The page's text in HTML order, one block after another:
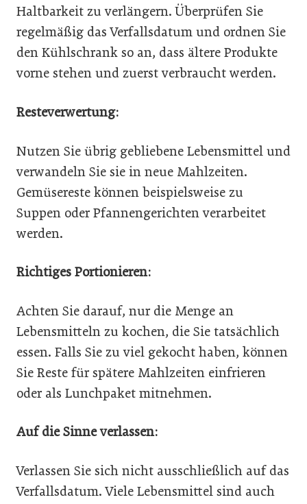
Haltbarkeit zu verlängern. Überprüfen Sie
regelmäßig das Verfallsdatum und ordnen Sie
den Kühlschrank so an, dass ältere Produkte
vorne stehen und zuerst verbraucht werden.
Resteverwertung:
Nutzen Sie übrig gebliebene Lebensmittel und
verwandeln Sie sie in neue Mahlzeiten.
Gemüsereste können beispielsweise zu
Suppen oder Pfannengerichten verarbeitet
werden.
Richtiges Portionieren:
Achten Sie darauf, nur die Menge an
Lebensmitteln zu kochen, die Sie tatsächlich
essen. Falls Sie zu viel gekocht haben, können
Sie Reste für spätere Mahlzeiten einfrieren
oder als Lunchpaket mitnehmen.
Auf die Sinne verlassen:
Verlassen Sie sich nicht ausschließlich auf das
Verfallsdatum. Viele Lebensmittel sind auch